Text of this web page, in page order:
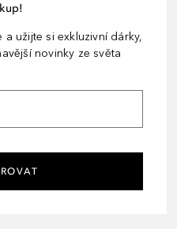
užijte si exkluzivní dárky,
novinky ze světa